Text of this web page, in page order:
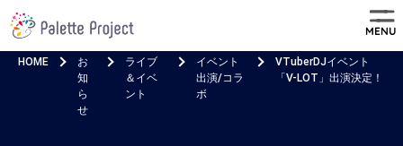
MENU
HOME
お
知
ら
せ
ライブ
＆イベ
ント
イベント
出演/コラ
ボ
VTuberDJイベント
「V-LOT」出演決定！